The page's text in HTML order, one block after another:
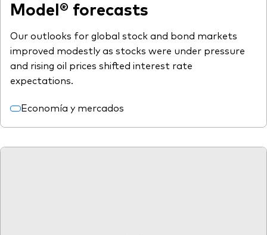
Model® forecasts
Our outlooks for global stock and bond markets
improved modestly as stocks were under pressure
and rising oil prices shifted interest rate
expectations.
Economía y mercados